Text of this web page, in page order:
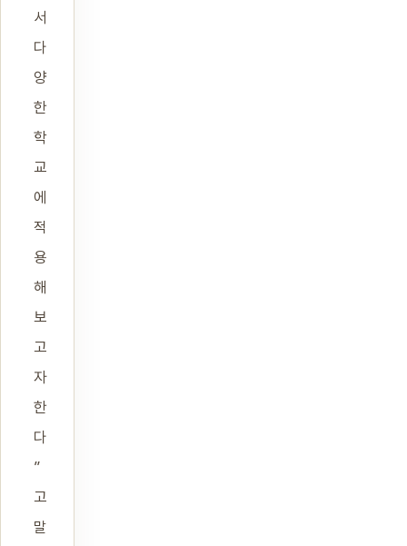
서
다
양
한
학
교
에
적
용
해
보
고
자
한
다
”
고
말